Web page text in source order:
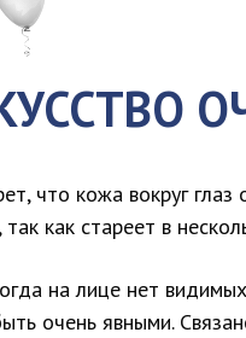
что кожа вокруг
так как стареет в
на лице нет видимых
очень явными.